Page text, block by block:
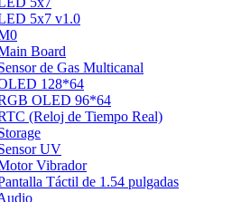
5x7 v1.0
Board
de Gas Multicanal
128*64
OLED 96*64
(Reloj de Tiempo Real)
UV
Vibrador
Táctil de 1.54 pulgadas